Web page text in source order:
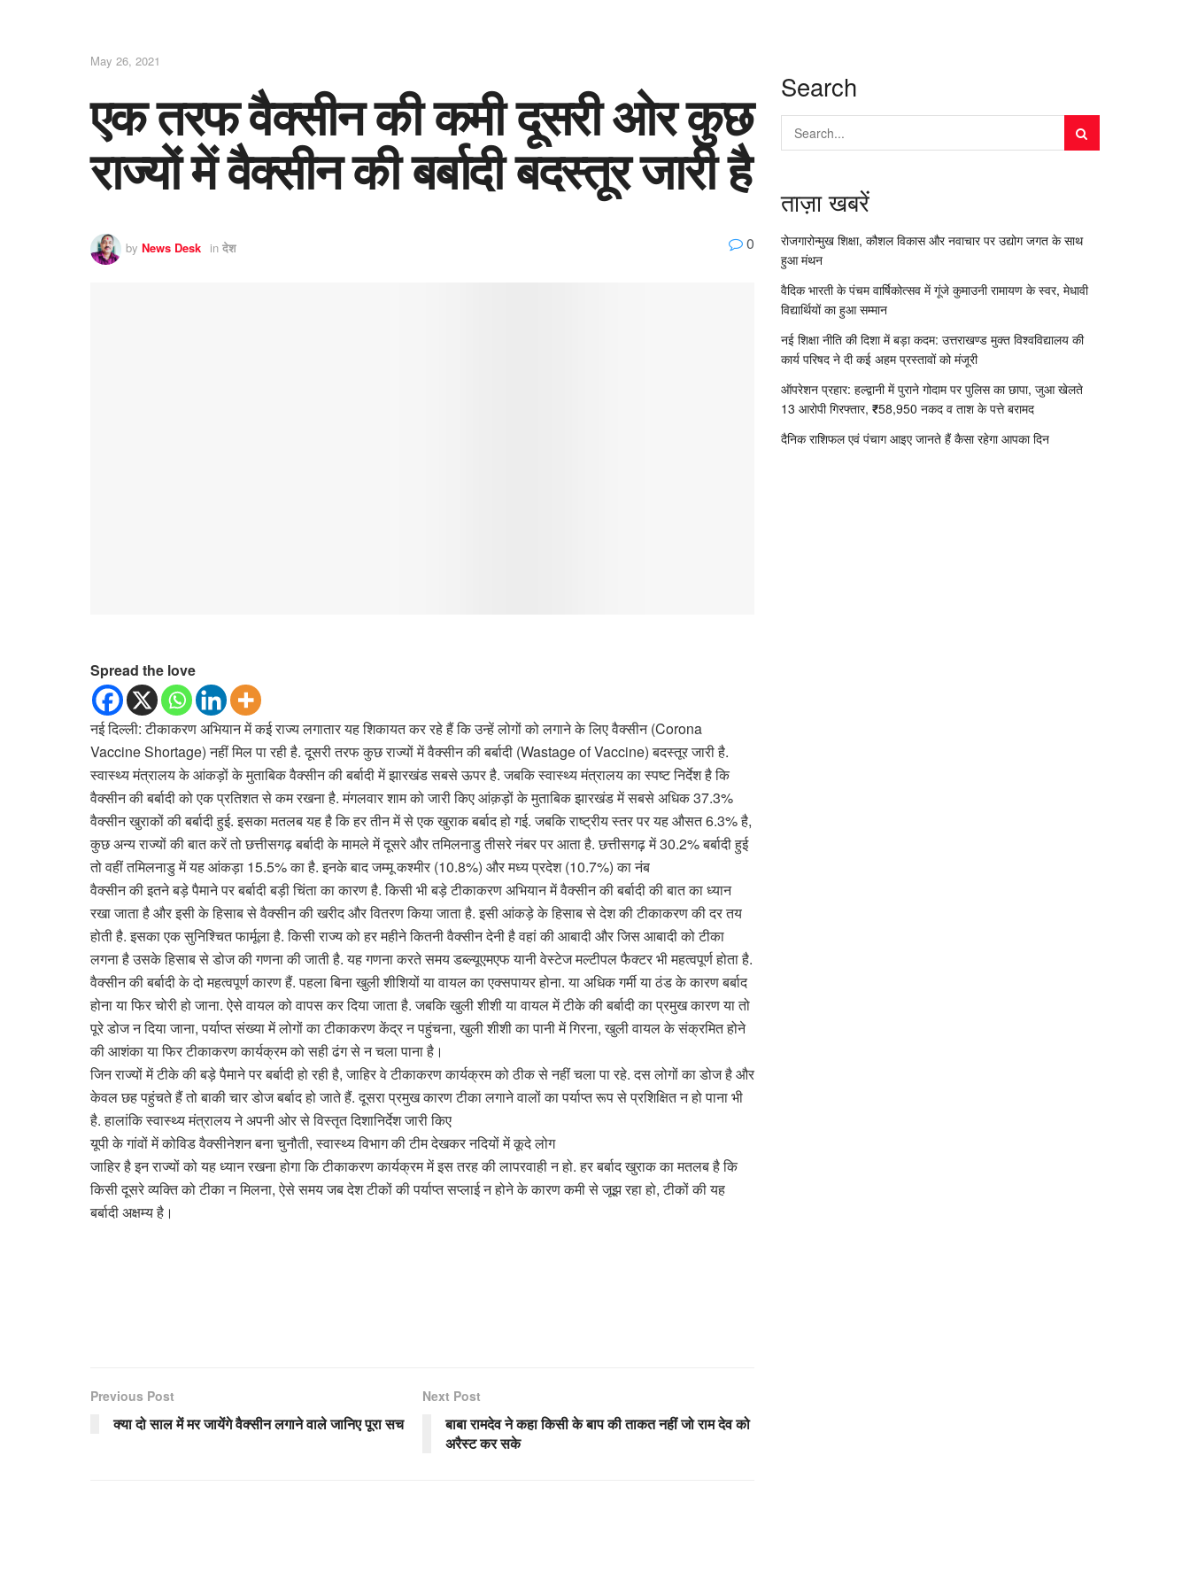
May 26, 2021
एक तरफ वैक्सीन की कमी दूसरी ओर कुछ
राज्यों में वैक्सीन की बर्बादी बदस्तूर जारी है
by News Desk in देश 0
Spread the love
नई दिल्ली: टीकाकरण अभियान में कई राज्य लगातार यह शिकायत कर रहे हैं कि उन्हें लोगों को लगाने के लिए वैक्सीन (Corona
Vaccine Shortage) नहीं मिल पा रही है. दूसरी तरफ कुछ राज्यों में वैक्सीन की बर्बादी (Wastage of Vaccine) बदस्तूर जारी है.
स्वास्थ्य मंत्रालय के आंकड़ों के मुताबिक वैक्सीन की बर्बादी में झारखंड सबसे ऊपर है. जबकि स्वास्थ्य मंत्रालय का स्पष्ट निर्देश है कि
वैक्सीन की बर्बादी को एक प्रतिशत से कम रखना है. मंगलवार शाम को जारी किए आंक़ड़ों के मुताबिक झारखंड में सबसे अधिक 37.3%
वैक्सीन खुराकों की बर्बादी हुई. इसका मतलब यह है कि हर तीन में से एक खुराक बर्बाद हो गई. जबकि राष्ट्रीय स्तर पर यह औसत 6.3% है,
कुछ अन्य राज्यों की बात करें तो छत्तीसगढ़ बर्बादी के मामले में दूसरे और तमिलनाडु तीसरे नंबर पर आता है. छत्तीसगढ़ में 30.2% बर्बादी हुई
तो वहीं तमिलनाडु में यह आंकड़ा 15.5% का है. इनके बाद जम्मू कश्मीर (10.8%) और मध्य प्रदेश (10.7%) का नंब
वैक्सीन की इतने बड़े पैमाने पर बर्बादी बड़ी चिंता का कारण है. किसी भी बड़े टीकाकरण अभियान में वैक्सीन की बर्बादी की बात का ध्यान
रखा जाता है और इसी के हिसाब से वैक्सीन की खरीद और वितरण किया जाता है. इसी आंकड़े के हिसाब से देश की टीकाकरण की दर तय
होती है. इसका एक सुनिश्चित फार्मूला है. किसी राज्य को हर महीने कितनी वैक्सीन देनी है वहां की आबादी और जिस आबादी को टीका
लगना है उसके हिसाब से डोज की गणना की जाती है. यह गणना करते समय डब्ल्यूएमएफ यानी वेस्टेज मल्टीपल फैक्टर भी महत्वपूर्ण होता है.
वैक्सीन की बर्बादी के दो महत्वपूर्ण कारण हैं. पहला बिना खुली शीशियों या वायल का एक्सपायर होना. या अधिक गर्मी या ठंड के कारण बर्बाद
होना या फिर चोरी हो जाना. ऐसे वायल को वापस कर दिया जाता है. जबकि खुली शीशी या वायल में टीके की बर्बादी का प्रमुख कारण या तो
पूरे डोज न दिया जाना, पर्याप्त संख्या में लोगों का टीकाकरण केंद्र न पहुंचना, खुली शीशी का पानी में गिरना, खुली वायल के संक्रमित होने
की आशंका या फिर टीकाकरण कार्यक्रम को सही ढंग से न चला पाना है।
जिन राज्यों में टीके की बड़े पैमाने पर बर्बादी हो रही है, जाहिर वे टीकाकरण कार्यक्रम को ठीक से नहीं चला पा रहे. दस लोगों का डोज है और
केवल छह पहुंचते हैं तो बाकी चार डोज बर्बाद हो जाते हैं. दूसरा प्रमुख कारण टीका लगाने वालों का पर्याप्त रूप से प्रशिक्षित न हो पाना भी
है. हालांकि स्वास्थ्य मंत्रालय ने अपनी ओर से विस्तृत दिशानिर्देश जारी किए
यूपी के गांवों में कोविड वैक्सीनेशन बना चुनौती, स्वास्थ्य विभाग की टीम देखकर नदियों में कूदे लोग
जाहिर है इन राज्यों को यह ध्यान रखना होगा कि टीकाकरण कार्यक्रम में इस तरह की लापरवाही न हो. हर बर्बाद खुराक का मतलब है कि
किसी दूसरे व्यक्ति को टीका न मिलना, ऐसे समय जब देश टीकों की पर्याप्त सप्लाई न होने के कारण कमी से जूझ रहा हो, टीकों की यह
बर्बादी अक्षम्य है।
Previous Post
क्या दो साल में मर जायेंगे वैक्सीन लगाने वाले जानिए पूरा सच
Next Post
बाबा रामदेव ने कहा किसी के बाप की ताकत नहीं जो राम देव को
अरैस्ट कर सके
Search
ताज़ा खबरें
रोजगारोन्मुख शिक्षा, कौशल विकास और नवाचार पर उद्योग जगत के साथ
हुआ मंथन
वैदिक भारती के पंचम वार्षिकोत्सव में गूंजे कुमाउनी रामायण के स्वर, मेधावी
विद्यार्थियों का हुआ सम्मान
नई शिक्षा नीति की दिशा में बड़ा कदम: उत्तराखण्ड मुक्त विश्वविद्यालय की
कार्य परिषद ने दी कई अहम प्रस्तावों को मंजूरी
ऑपरेशन प्रहार: हल्द्वानी में पुराने गोदाम पर पुलिस का छापा, जुआ खेलते
13 आरोपी गिरफ्तार, ₹58,950 नकद व ताश के पत्ते बरामद
दैनिक राशिफल एवं पंचाग आइए जानते हैं कैसा रहेगा आपका दिन